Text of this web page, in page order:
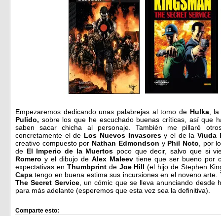
Empezaremos dedicando unas palabrejas al tomo de Hulka, la
Pulido, sobre los que he escuchado buenas críticas, así que
saben sacar chicha al personaje. También me pillaré
concretamente el de Los Nuevos Invasoresy el de la Viuda
creativo compuesto por Nathan Edmondson y Phil Noto , por
de El Imperio de la Muertos poco que decir, salvo que si
Romero y el dibujo de Alex Maleev tiene que ser bueno por
expectativas en ThumbprintdeJoe Hill (el hijo de Stephen
Capa tengo en buena estima sus incursiones en el noveno
The Secret Service, un cómic que se lleva anunciando desde
para más adelante (esperemos que esta vez sea la definitiva).
Comparte esto: